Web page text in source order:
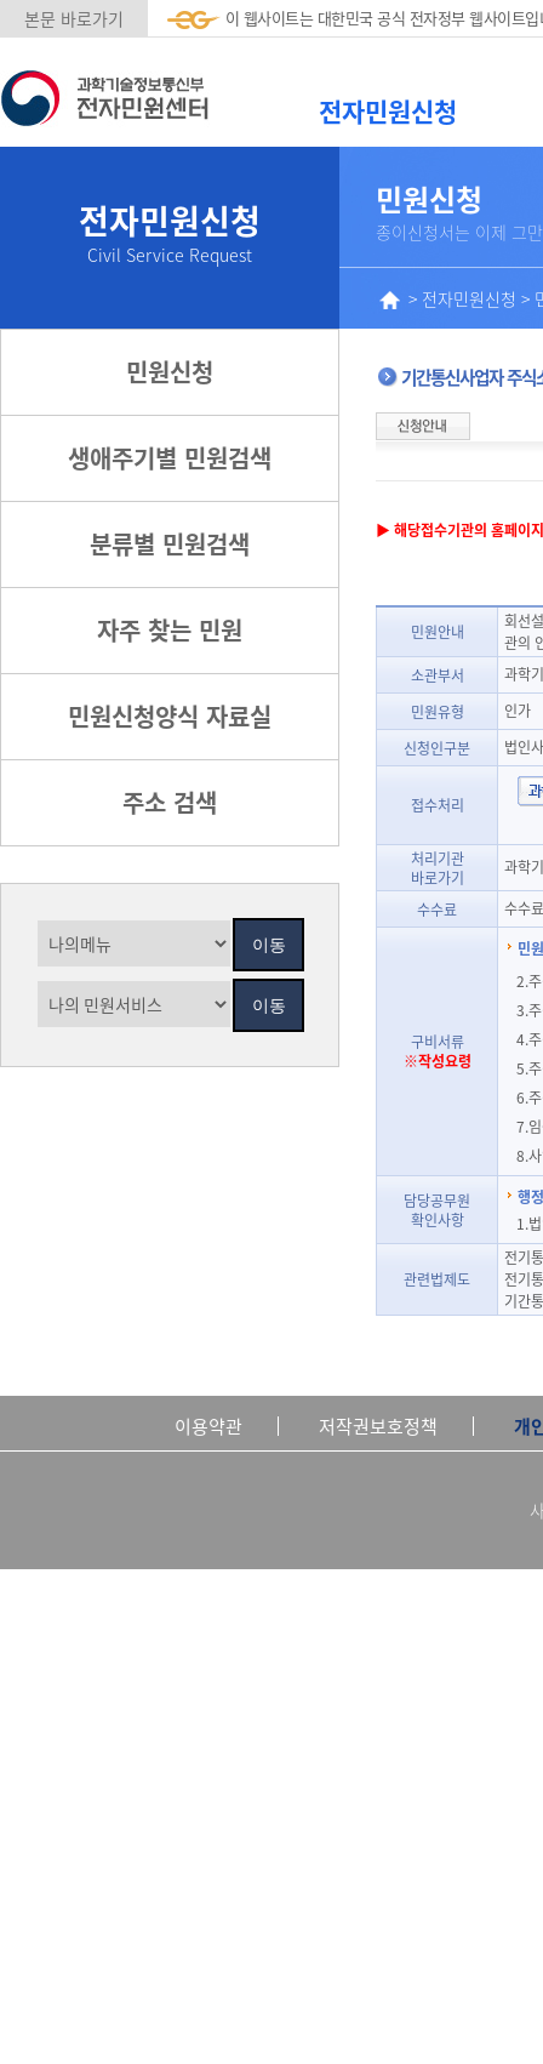
본문 바로가기 이 웹사이트는 대한민국 공식 전자정부 웹사이트
전자민원신청
전자민원신청
Civil Service Request
민원신청
생애주기별 민원검색
분류별 민원검색
자주 찾는 민원
민원신청양식 자료실
주소 검색
민원신청
종이신청서는 이제 그
> 전자민원신청 >
기간통신사업자 주
▶ 해당접수기관의 홈페이
민원안내
회선
관의
소관부서
과학
민원유형
인가
신청인구분
법인
접수처리
처리기관
바로가기
과학
수수료 수수
구비서류
※작성요령
민
2.
3.
4.
5.
6.
7.
8.
담당공무원
확인사항
행
1.
관련법제도
전기
전기
기간
이용약관 저작권보호정책 개